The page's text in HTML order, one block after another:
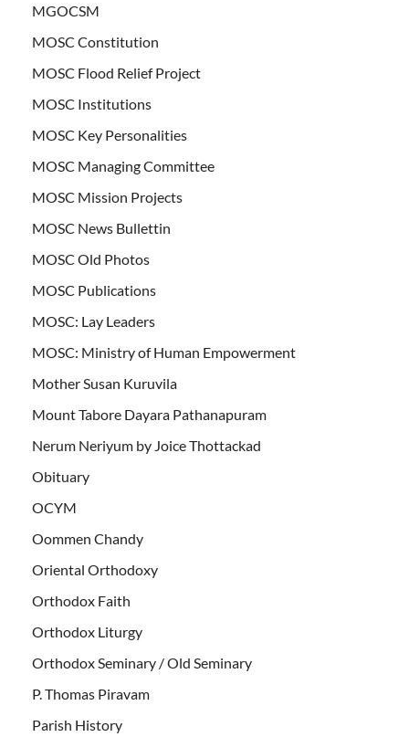
MGOCSM
MOSC Constitution
MOSC Flood Relief Project
MOSC Institutions
MOSC Key Personalities
MOSC Managing Committee
MOSC Mission Projects
MOSC News Bullettin
MOSC Old Photos
MOSC Publications
MOSC: Lay Leaders
MOSC: Ministry of Human Empowerment
Mother Susan Kuruvila
Mount Tabore Dayara Pathanapuram
Nerum Neriyum by Joice Thottackad
Obituary
OCYM
Oommen Chandy
Oriental Orthodoxy
Orthodox Faith
Orthodox Liturgy
Orthodox Seminary / Old Seminary
P. Thomas Piravam
Parish History